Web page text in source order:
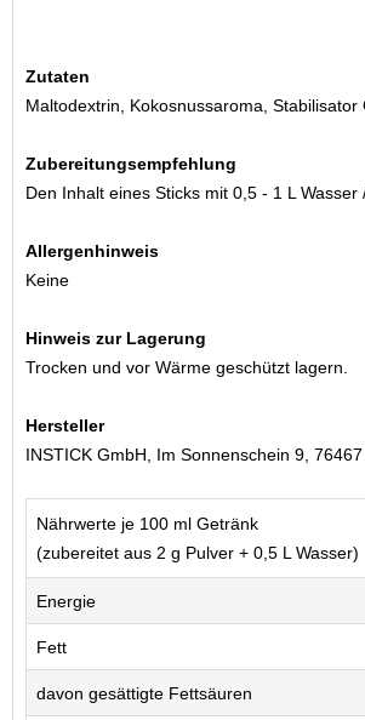
Zutaten
Maltodextrin, Kokosnussaroma,
Zubereitungsempfehlung
Den Inhalt eines Sticks mit 0,5 - 1 L Wasser
Allergenhinweis
Keine
Hinweis zur Lagerung
Trocken und vor Wärme geschützt lagern.
Hersteller
INSTICK GmbH, Im Sonnenschein 9,
Nährwerte je 100 ml Getränk
(zubereitet aus 2 g Pulver + 0,5 L Wasser)
Energie
Fett
davon gesättigte Fettsäuren